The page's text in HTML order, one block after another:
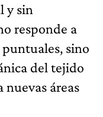
y sin
responde a
sino
del tejido
áreas